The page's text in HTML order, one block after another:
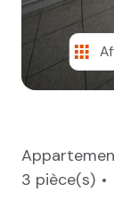
3 pièce(s)